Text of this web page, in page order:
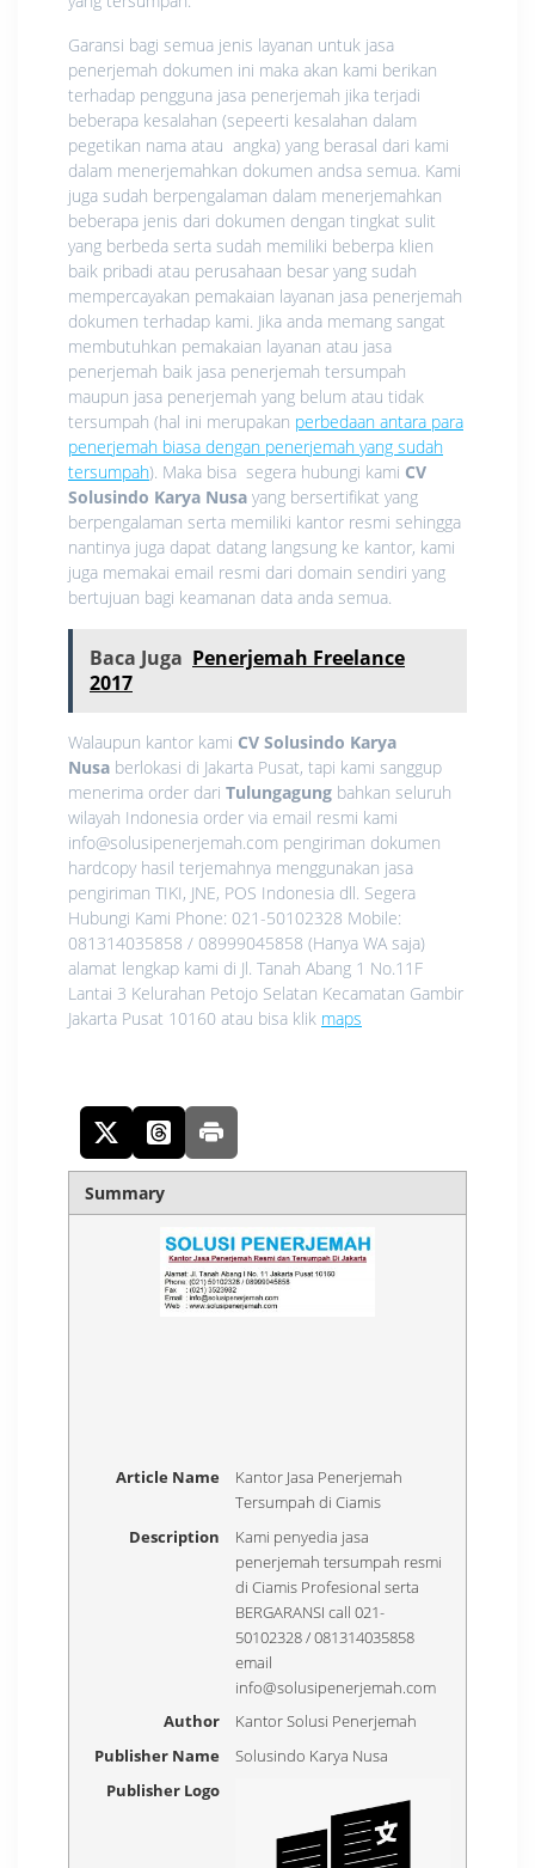
Garansi bagi semua jenis layanan untuk jasa
penerjemah dokumen ini maka akan kami berikan
terhadap pengguna jasa penerjemah jika terjadi
beberapa kesalahan (sepeerti kesalahan dalam
pegetikan nama atau angka) yang berasal dari kami
dalam menerjemahkan dokumen andsa semua. Kami
juga sudah berpengalaman dalam menerjemahkan
beberapa jenis dari dokumen dengan tingkat sulit
yang berbeda serta sudah memiliki beberpa klien
baik pribadi atau perusahaan besar yang sudah
mempercayakan pemakaian layanan jasa penerjemah
dokumen terhadap kami. Jika anda memang sangat
membutuhkan pemakaian layanan atau jasa
penerjemah baik jasa penerjemah tersumpah
maupun jasa penerjemah yang belum atau tidak
tersumpah (hal ini merupakan perbedaan antara para
penerjemah biasa dengan penerjemah yang sudah
tersumpah). Maka bisa segera hubungi kami CV
Solusindo Karya Nusa yang bersertifikat yang
berpengalaman serta memiliki kantor resmi sehingga
nantinya juga dapat datang langsung ke kantor, kami
juga memakai email resmi dari domain sendiri yang
bertujuan bagi keamanan data anda semua.
Baca Juga Penerjemah Freelance
2017
Walaupun kantor kami CV Solusindo Karya
Nusa berlokasi di Jakarta Pusat, tapi kami sanggup
menerima order dari Tulungagung bahkan seluruh
wilayah Indonesia order via email resmi kami
info@solusipenerjemah.com pengiriman dokumen
hardcopy hasil terjemahnya menggunakan jasa
pengiriman TIKI, JNE, POS Indonesia dll. Segera
Hubungi Kami Phone: 021-50102328 Mobile:
081314035858 / 08999045858 (Hanya WA saja)
alamat lengkap kami di Jl. Tanah Abang 1 No.11F
Lantai 3 Kelurahan Petojo Selatan Kecamatan Gambir
Jakarta Pusat 10160 atau bisa klik maps
Summary
Article Name
Kantor Jasa Penerjemah
Tersumpah di Ciamis
Description
Kami penyedia jasa
penerjemah tersumpah resmi
di Ciamis Profesional serta
BERGARANSI call 021-
50102328 / 081314035858
email
info@solusipenerjemah.com
Author
Kantor Solusi Penerjemah
Publisher Name
Solusindo Karya Nusa
Publisher Logo